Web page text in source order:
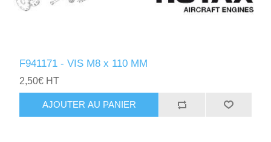
F941171 - VIS M8 x 110 MM
2,50€ HT
AJOUTER AU PANIER